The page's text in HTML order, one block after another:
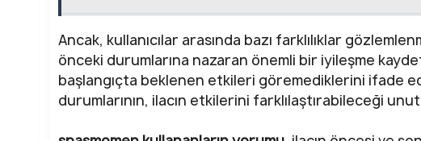
Ancak, kullanıcılar arasında bazı farklılıklar
önceki durumlarına nazaran önemli bir iyileşme
başlangıçta beklenen etkileri göremediklerini ifade
durumlarının, ilacın etkilerini farklılaştırabileceği